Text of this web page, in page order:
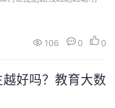
106 0 0
好吗？教育大数